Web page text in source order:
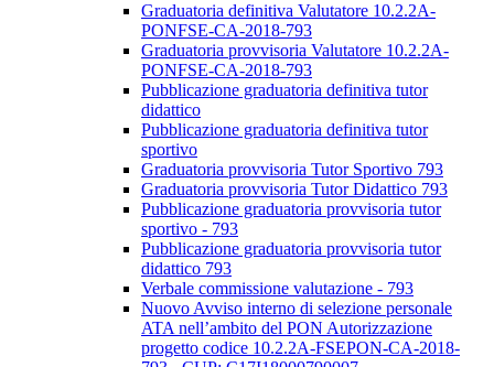
Graduatoria definitiva Valutatore 10.2.2A-
PONFSE-CA-2018-793
Graduatoria provvisoria Valutatore 10.2.2A-
PONFSE-CA-2018-793
Pubblicazione graduatoria definitiva tutor
didattico
Pubblicazione graduatoria definitiva tutor
sportivo
Graduatoria provvisoria Tutor Sportivo 793
Graduatoria provvisoria Tutor Didattico 793
Pubblicazione graduatoria provvisoria tutor
sportivo - 793
Pubblicazione graduatoria provvisoria tutor
didattico 793
Verbale commissione valutazione - 793
Nuovo Avviso interno di selezione personale
ATA nell’ambito del PON Autorizzazione
progetto codice 10.2.2A-FSEPON-CA-2018-